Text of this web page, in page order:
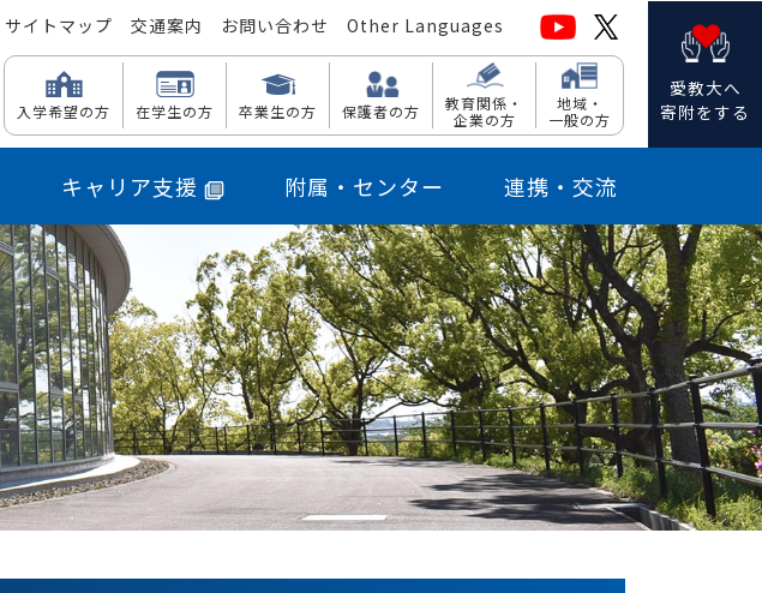
サイトマップ 交通案内 お問い合わせ Other Languages
入学希望の方 在学生の方 卒業生の方 保護者の方
教育関係・
企業の方
地域・
一般の方
愛教大へ
寄附をする
キャリア支援 附属・センター 連携・交流